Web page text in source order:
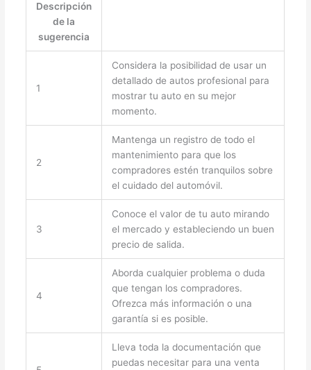
Descripción
de la
sugerencia
1
Considera la posibilidad de usar un
detallado de autos profesional para
mostrar tu auto en su mejor
momento.
2
Mantenga un registro de todo el
mantenimiento para que los
compradores estén tranquilos sobre
el cuidado del automóvil.
3
Conoce el valor de tu auto mirando
el mercado y estableciendo un buen
precio de salida.
4
Aborda cualquier problema o duda
que tengan los compradores.
Ofrezca más información o una
garantía si es posible.
Lleva toda la documentación que
puedas necesitar para una venta